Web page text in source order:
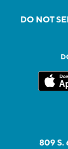
DO NOT
809 S.